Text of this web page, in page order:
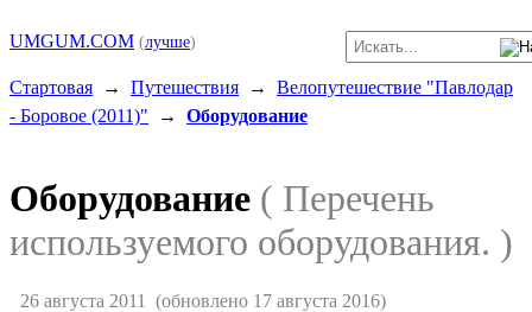
UMGUM.COM (лучше)
Стартовая → Путешествия → Велопутешествие "Павлодар
- Боровое (2011)" → Оборудование
Оборудование ( Перечень
используемого оборудования. )
26 августа 2011 (обновлено 17 августа 2016)